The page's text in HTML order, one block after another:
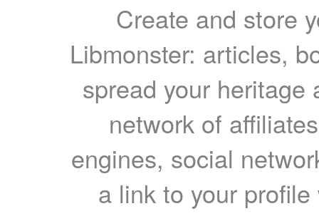
Create and store
Libmonster: articles,
spread your heritage
network of
engines, social
a link to your